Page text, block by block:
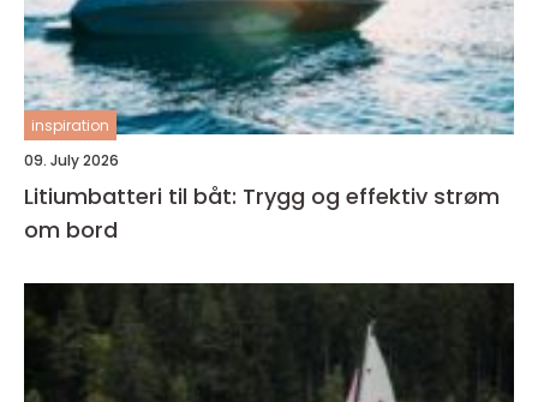
inspiration
09. July 2026
Litiumbatteri til båt: Trygg og effektiv strøm
om bord